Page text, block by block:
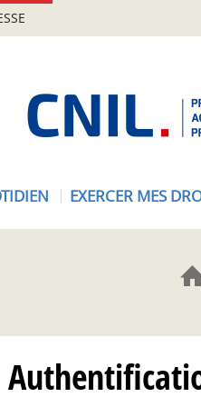
EXERCER MES